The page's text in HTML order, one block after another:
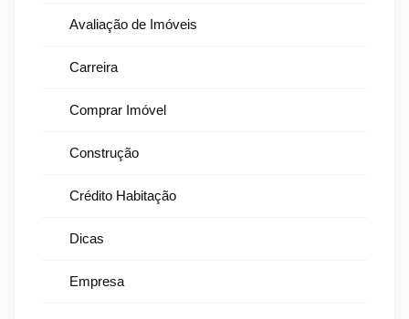
Avaliação de Imóveis
Carreira
Comprar Imóvel
Construção
Crédito Habitação
Dicas
Empresa